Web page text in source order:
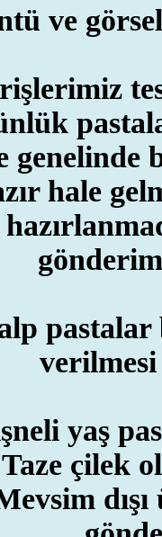
ve
genelinde
hale
pastalar
yaş
Taze çilek